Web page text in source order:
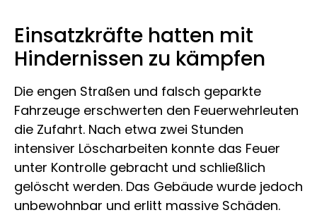
Einsatzkräfte hatten mit
Hindernissen zu kämpfen
Die engen Straßen und falsch geparkte
Fahrzeuge erschwerten den Feuerwehrleuten
die Zufahrt. Nach etwa zwei Stunden
intensiver Löscharbeiten konnte das Feuer
unter Kontrolle gebracht und schließlich
gelöscht werden. Das Gebäude wurde jedoch
unbewohnbar und erlitt massive Schäden.